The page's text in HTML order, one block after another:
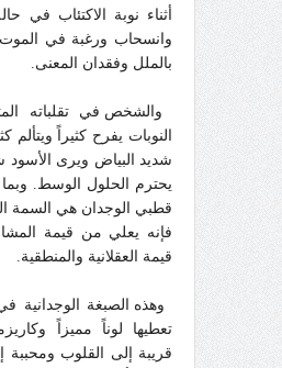
أثناء نوبة الاكتئاب في
وانسحاب ورغبة في
بالملل وفقدان المعنى.
والشخص في تقلباته
النوبات يفرح كثيراً ويتألم
شديد البياض ويرى الأسود
يحترم الحلول الوسط. وبما
قطبي الوجدان هي السمة
فإنه يعلي من قيمة
قيمة العقلانية والمنطقية.
وهذه الصبغة الوجدانية
تعطيها لوناً مميزاً
قريبة إلى القلوب ومحببة